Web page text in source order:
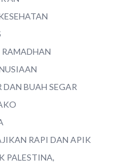
BUAH SEGAR
RAPI DAN APIK
PALESTINA,